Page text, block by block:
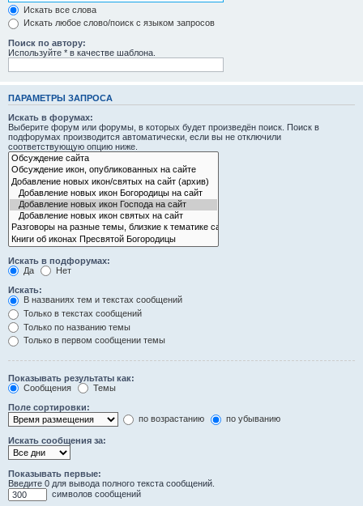
Искать все слова
Искать любое слово/поиск с языком запросов
Поиск по автору:
Используйте * в качестве шаблона.
ПАРАМЕТРЫ ЗАПРОСА
Искать в форумах:
Выберите форум или форумы, в которых будет произведён поиск. Поиск в
подфорумах производится автоматически, если вы не отключили
соответствующую опцию ниже.
Искать в подфорумах:
Да
Нет
Искать:
В названиях тем и текстах сообщений
Только в текстах сообщений
Только по названию темы
Только в первом сообщении темы
Показывать результаты как:
Сообщения
Темы
Поле сортировки:
по возрастанию
по убыванию
Искать сообщения за:
Показывать первые:
Введите 0 для вывода полного текста сообщений.
символов сообщений